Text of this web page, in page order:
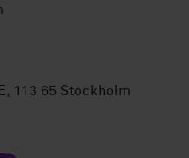
113 65 Stockholm